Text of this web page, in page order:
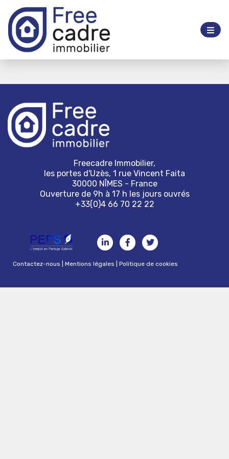
Freecadre Immobilier,
les portes d'Uzès, 1 rue Vincent Faita
30000 NÎMES - France
Ouverture de 9h à 17 h les jours ouvrés
+33(0)4 66 70 22 22
Contactez-nous |Mentions légales |Politique de cookies